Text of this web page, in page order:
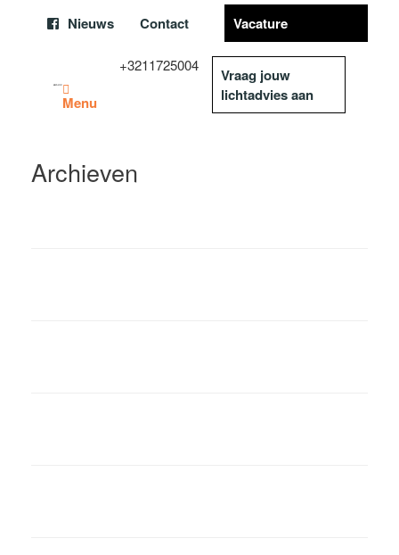
Nieuws Contact Vacature
Menu
+3211725004
Vraag jouw
lichtadvies aan
Archieven